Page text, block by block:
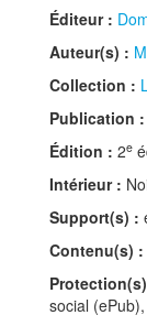
Éditeur :
Auteur(s) :
Collection :
Publication :
Édition : 2e
Intérieur :
Support(s) :
Contenu(s) :
social